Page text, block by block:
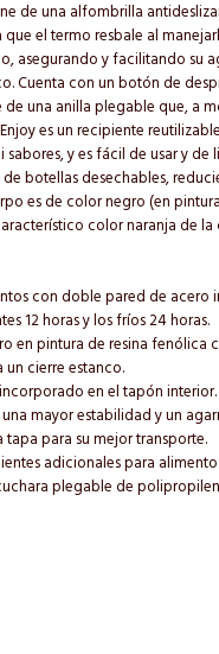
de una alfombrilla
el termo resbale al
asegurando y facilitando su
Cuenta con un botón de
de una anilla plegable que, a
es un recipiente
y es fácil de usar y de
botellas desechables,
es de color negro (en
color naranja de
con doble pared de acero
12 horas y los fríos 24 horas.
en pintura de resina fenólica
cierre estanco.
en el tapón interior.
mayor estabilidad y un
para su mejor transporte.
adicionales para
plegable de